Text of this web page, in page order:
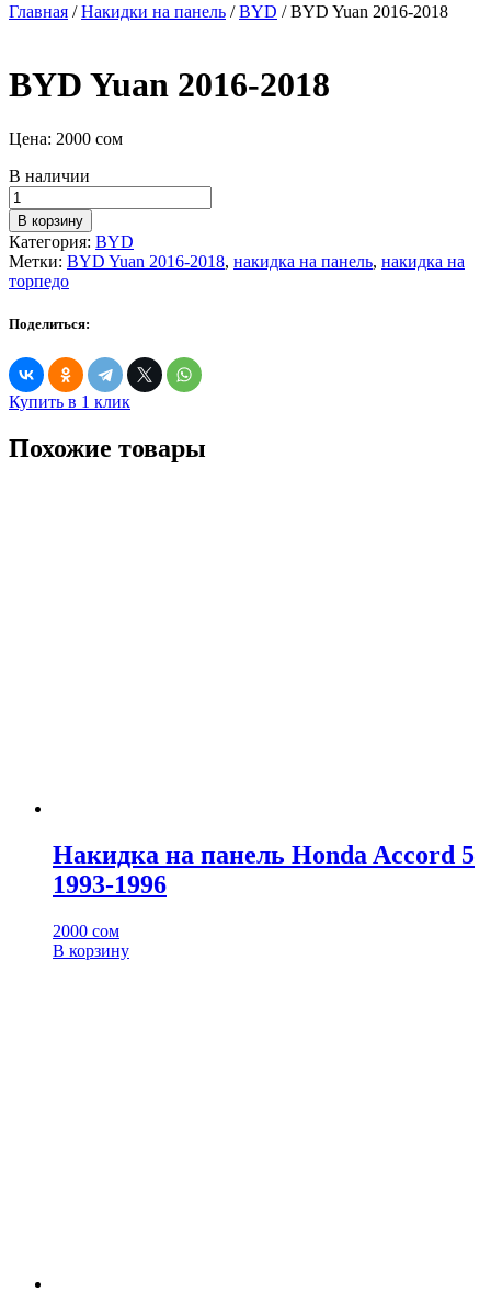
Главная /Накидки на панель /BYD / BYD Yuan 2016-2018
BYD Yuan 2016-2018
Цена: 2000 сом
В наличии
Количество
товара
BYD
Yuan
2016-
2018
В корзину
Категория: BYD
Метки: BYD Yuan 2016-2018, накидка на панель, накидка на
торпедо
Поделиться:
Купить в 1 клик
Похожие товары
Накидка на панель Honda Accord 5
1993-1996
2000 сом
В корзину